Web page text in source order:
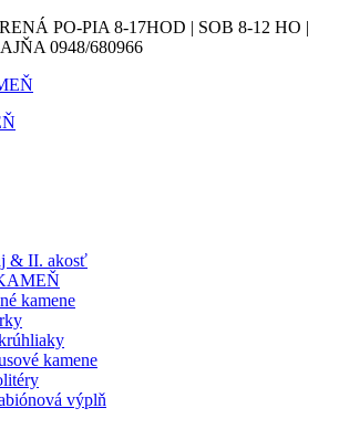
PO-PIA 8-17HOD | SOB 8-12 HO |
0948/680966
& II. akosť
kamene
kamene
výplň